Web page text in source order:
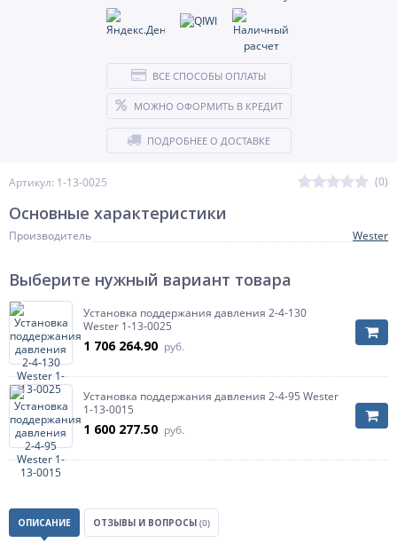
Артикул: 1-13-0025 (0)
ВСЕ СПОСОБЫ ОПЛАТЫ
МОЖНО ОФОРМИТЬ В КРЕДИТ
ПОДРОБНЕЕ О ДОСТАВКЕ
Основные характеристики
Производитель Wester
Выберите нужный вариант товара
Установка поддержания давления 2-4-130
Wester 1-13-0025
1 706 264.90 руб.
Установка поддержания давления 2-4-95 Wester
1-13-0015
1 600 277.50 руб.
ОПИСАНИЕ ОТЗЫВЫ И ВОПРОСЫ (0)